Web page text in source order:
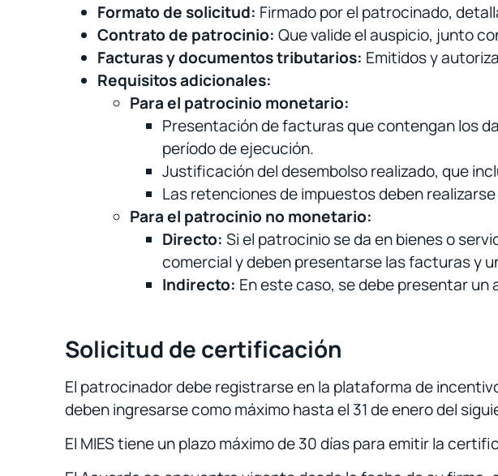
Formato de solicitud: Firmado por el patrocinado,
Contrato de patrocinio: Que valide el auspicio, junto
Facturas y documentos tributarios: Emitidos y
Requisitos adicionales:
Para el patrocinio monetario:
Presentación de facturas que contengan los
período de ejecución.
Justificación del desembolso realizado, que
Las retenciones de impuestos deben
Para el patrocinio no monetario:
Directo: Si el patrocinio se da en bienes o
comercial y deben presentarse las facturas y
Indirecto: En este caso, se debe presentar
Solicitud de certificación
El patrocinador debe registrarse en la plataforma de
deben ingresarse como máximo hasta el 31 de enero del
El MIES tiene un plazo máximo de 30 días para emitir la